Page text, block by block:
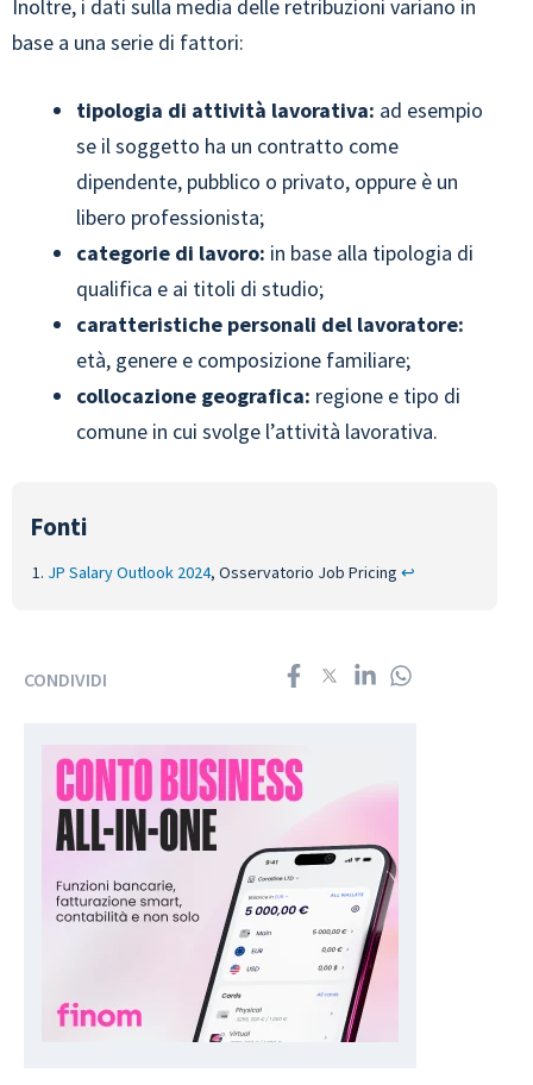
Inoltre, i dati sulla media delle retribuzioni variano in
base a una serie di fattori:
tipologia di attività lavorativa: ad esempio
se il soggetto ha un contratto come
dipendente, pubblico o privato, oppure è un
libero professionista;
categorie di lavoro: in base alla tipologia di
qualifica e ai titoli di studio;
caratteristiche personali del lavoratore:
età, genere e composizione familiare;
collocazione geografica: regione e tipo di
comune in cui svolge l’attività lavorativa.
JP Salary Outlook 2024, Osservatorio Job Pricing ↩︎
CONDIVIDI